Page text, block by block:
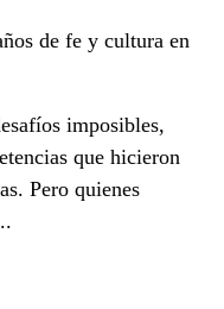
de fe y cultura en
imposibles,
que hicieron
Pero quienes